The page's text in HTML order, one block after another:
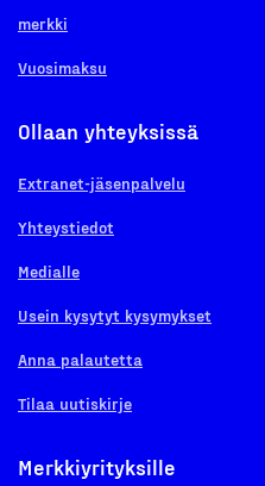
merkki
Vuosimaksu
Ollaan yhteyksissä
Extranet-jäsenpalvelu
Yhteystiedot
Medialle
Usein kysytyt kysymykset
Anna palautetta
Tilaa uutiskirje
Merkkiyrityksille